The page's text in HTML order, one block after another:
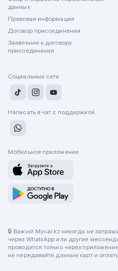
данных
Правовая информация
Договор присоединения
Заявление к договору
присоединения
Социальные сети
Написать в чат с поддержкой
Мобильное приложение
🔒 Важно! Mycar.kz никогда не
через WhatsApp или другие
проводятся только через
не передавайте данные карт и